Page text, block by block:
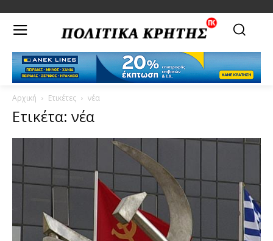
Αρχική Ετικέτες νέα
Ετικέτα: νέα